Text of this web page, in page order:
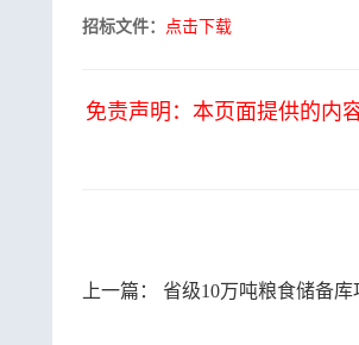
招标文件： 点击下载
免责声明：本页面提供的内
上一篇： 省级10万吨粮食储备